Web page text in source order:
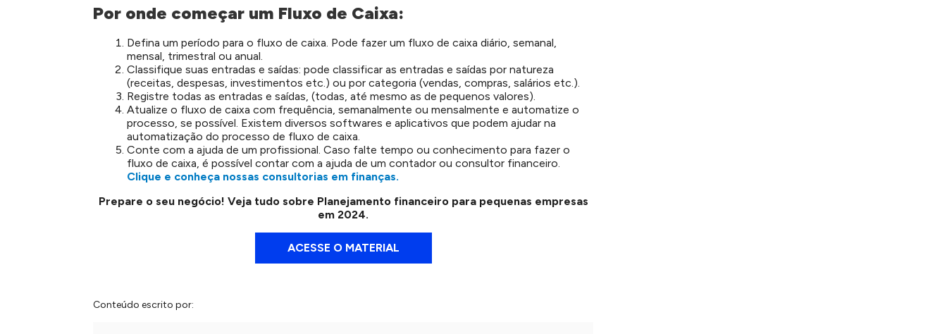
Por onde começar um Fluxo de Caixa:
Defina um período para o fluxo de caixa. Pode fazer um fluxo de caixa diário, semanal,
mensal, trimestral ou anual.
Classifique suas entradas e saídas: pode classificar as entradas e saídas por natureza
(receitas, despesas, investimentos etc.) ou por categoria (vendas, compras, salários etc.).
Registre todas as entradas e saídas, (todas, até mesmo as de pequenos valores).
Atualize o fluxo de caixa com frequência, semanalmente ou mensalmente e automatize o
processo, se possível. Existem diversos softwares e aplicativos que podem ajudar na
automatização do processo de fluxo de caixa.
Conte com a ajuda de um profissional. Caso falte tempo ou conhecimento para fazer o
fluxo de caixa, é possível contar com a ajuda de um contador ou consultor financeiro.
Clique e conheça nossas consultorias em finanças.
Prepare o seu negócio! Veja tudo sobre Planejamento financeiro para pequenas empresas
em 2024.
ACESSE O MATERIAL
Conteúdo escrito por: